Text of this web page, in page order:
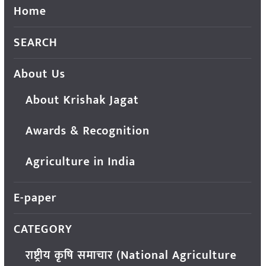
Home
SEARCH
About Us
About Krishak Jagat
Awards & Recognition
Agriculture in India
E-paper
CATEGORY
राष्ट्रीय कृषि समाचार (National Agriculture